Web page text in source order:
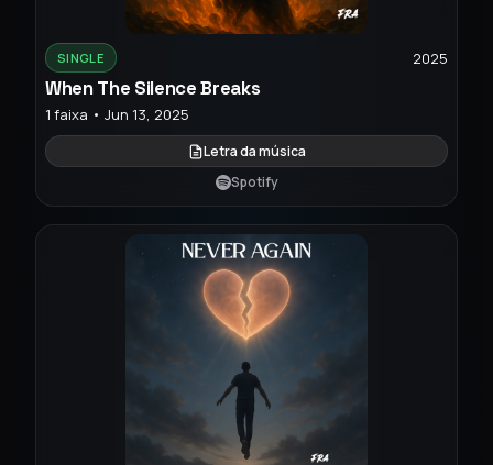
SINGLE 2025
When The Silence Breaks
1 faixa • Jun 13, 2025
Letra da música
Spotify